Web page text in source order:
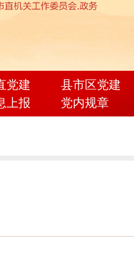
党建
上报
县市区党建
党内规章